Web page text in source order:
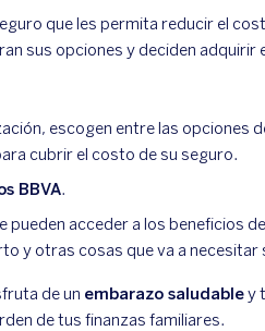
que les permita reducir el
sus opciones y deciden
escogen entre las opciones
cubrir el costo de su seguro.
BBVA.
pueden acceder a los beneficios
y otras cosas que va a necesitar
de un embarazo saludabley
de tus finanzas familiares.